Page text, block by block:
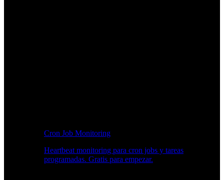
Cron Job Monitoring
Heartbeat monitoring para cron jobs y tareas
programadas. Gratis para empezar.